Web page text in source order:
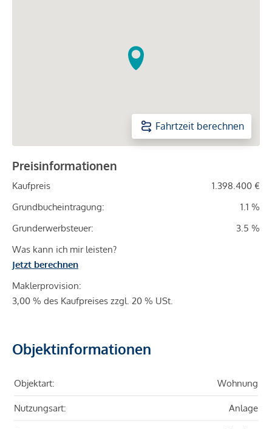
Fahrtzeit berechnen
Preisinformationen
Kaufpreis
1.398.400 €
Grundbucheintragung:
1.1 %
Grunderwerbsteuer:
3.5 %
Was kann ich mir leisten?
Jetzt berechnen
Maklerprovision:
3,00 % des Kaufpreises zzgl. 20 % USt.
Objektinformationen
Objektart: Wohnung
Nutzungsart: Anlage